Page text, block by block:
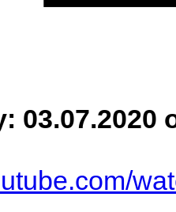
03.07.2020